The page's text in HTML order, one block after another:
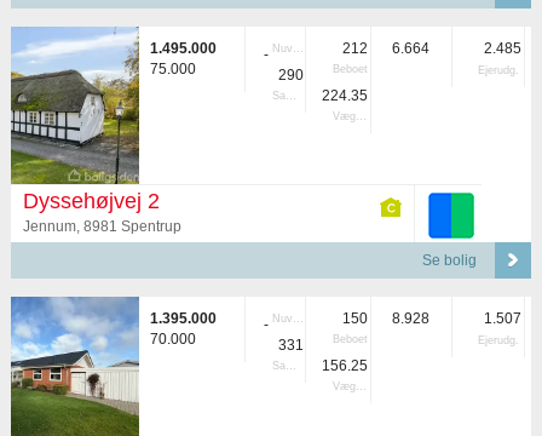
1.495.000
75.000
- Nuvær.
290
Samlet
212
Beboet
224.35
Vægtet
6.664 2.485
Ejerudg.
Dyssehøjvej 2
Jennum, 8981 Spentrup
Se bolig
1.395.000
70.000
- Nuvær.
331
Samlet
150
Beboet
156.25
Vægtet
8.928 1.507
Ejerudg.